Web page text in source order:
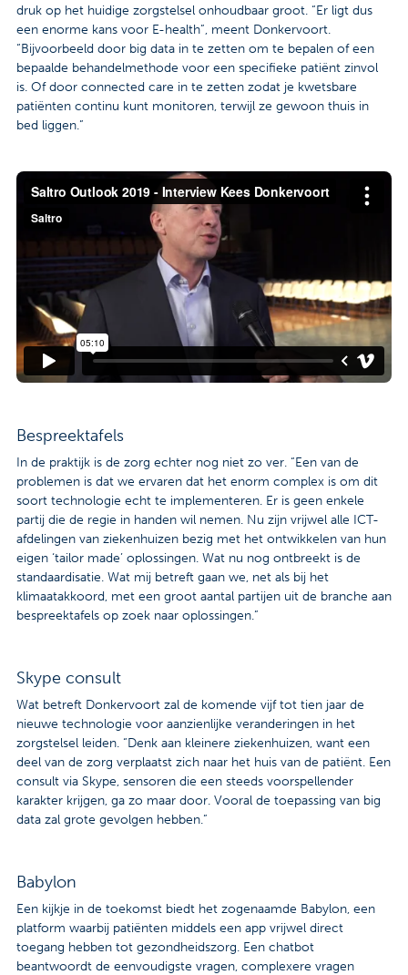
druk op het huidige zorgstelsel onhoudbaar groot. “Er ligt dus
een enorme kans voor E-health”, meent Donkervoort.
“Bijvoorbeeld door big data in te zetten om te bepalen of een
bepaalde behandelmethode voor een specifieke patiënt zinvol
is. Of door connected care in te zetten zodat je kwetsbare
patiënten continu kunt monitoren, terwijl ze gewoon thuis in
bed liggen.”
Bespreektafels
In de praktijk is de zorg echter nog niet zo ver. “Een van de
problemen is dat we ervaren dat het enorm complex is om dit
soort technologie echt te implementeren. Er is geen enkele
partij die de regie in handen wil nemen. Nu zijn vrijwel alle ICT-
afdelingen van ziekenhuizen bezig met het ontwikkelen van hun
eigen ‘tailor made’ oplossingen. Wat nu nog ontbreekt is de
standaardisatie. Wat mij betreft gaan we, net als bij het
klimaatakkoord, met een groot aantal partijen uit de branche aan
bespreektafels op zoek naar oplossingen.”
Skype consult
Wat betreft Donkervoort zal de komende vijf tot tien jaar de
nieuwe technologie voor aanzienlijke veranderingen in het
zorgstelsel leiden. “Denk aan kleinere ziekenhuizen, want een
deel van de zorg verplaatst zich naar het huis van de patiënt. Een
consult via Skype, sensoren die een steeds voorspellender
karakter krijgen, ga zo maar door. Vooral de toepassing van big
data zal grote gevolgen hebben.”
Babylon
Een kijkje in de toekomst biedt het zogenaamde Babylon, een
platform waarbij patiënten middels een app vrijwel direct
toegang hebben tot gezondheidszorg. Een chatbot
beantwoordt de eenvoudigste vragen, complexere vragen